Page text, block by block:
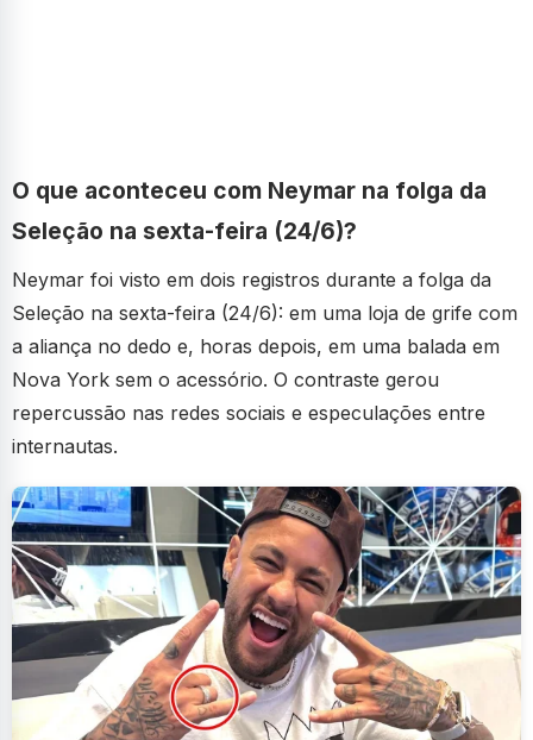
O que aconteceu com Neymar na folga da
Seleção na sexta-feira (24/6)?
Neymar foi visto em dois registros durante a folga da
Seleção na sexta-feira (24/6): em uma loja de grife com
a aliança no dedo e, horas depois, em uma balada em
Nova York sem o acessório. O contraste gerou
repercussão nas redes sociais e especulações entre
internautas.